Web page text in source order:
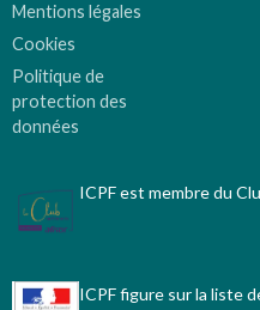
Mentions légales
Cookies
Politique de
protection des
données
ICPF est membre du
ICPF figure sur la liste